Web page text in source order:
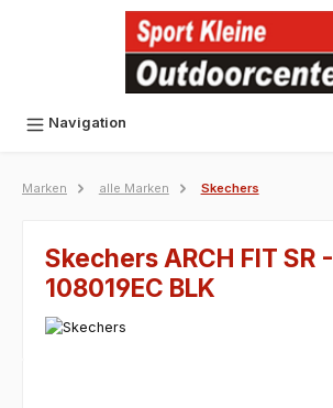
Navigation
Marken alle Marken Skechers
Skechers ARCH FIT SR -
108019EC BLK